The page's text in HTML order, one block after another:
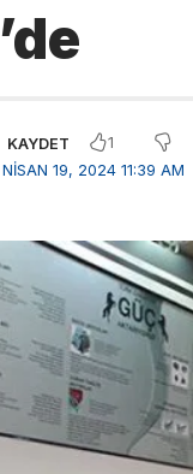
NISAN 19, 2024 11:39 AM
1